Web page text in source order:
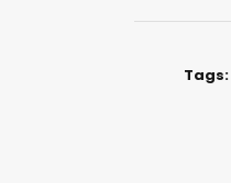
Tags: